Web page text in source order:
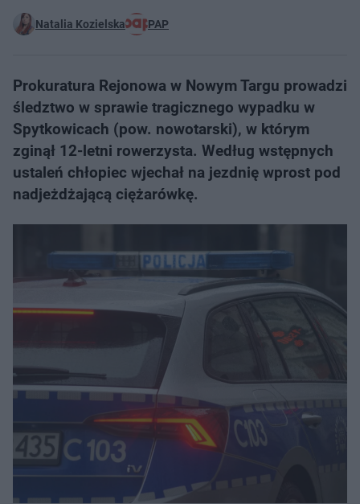
Natalia Kozielska PAP
Prokuratura Rejonowa w Nowym Targu prowadzi
śledztwo w sprawie tragicznego wypadku w
Spytkowicach (pow. nowotarski), w którym
zginął 12-letni rowerzysta. Według wstępnych
ustaleń chłopiec wjechał na jezdnię wprost pod
nadjeżdżającą ciężarówkę.